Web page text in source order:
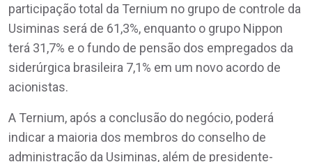
participação total da Ternium no grupo de controle da
Usiminas será de 61,3%, enquanto o grupo Nippon
terá 31,7% e o fundo de pensão dos empregados da
siderúrgica brasileira 7,1% em um novo acordo de
acionistas.
A Ternium, após a conclusão do negócio, poderá
indicar a maioria dos membros do conselho de
administração da Usiminas, além de presidente-